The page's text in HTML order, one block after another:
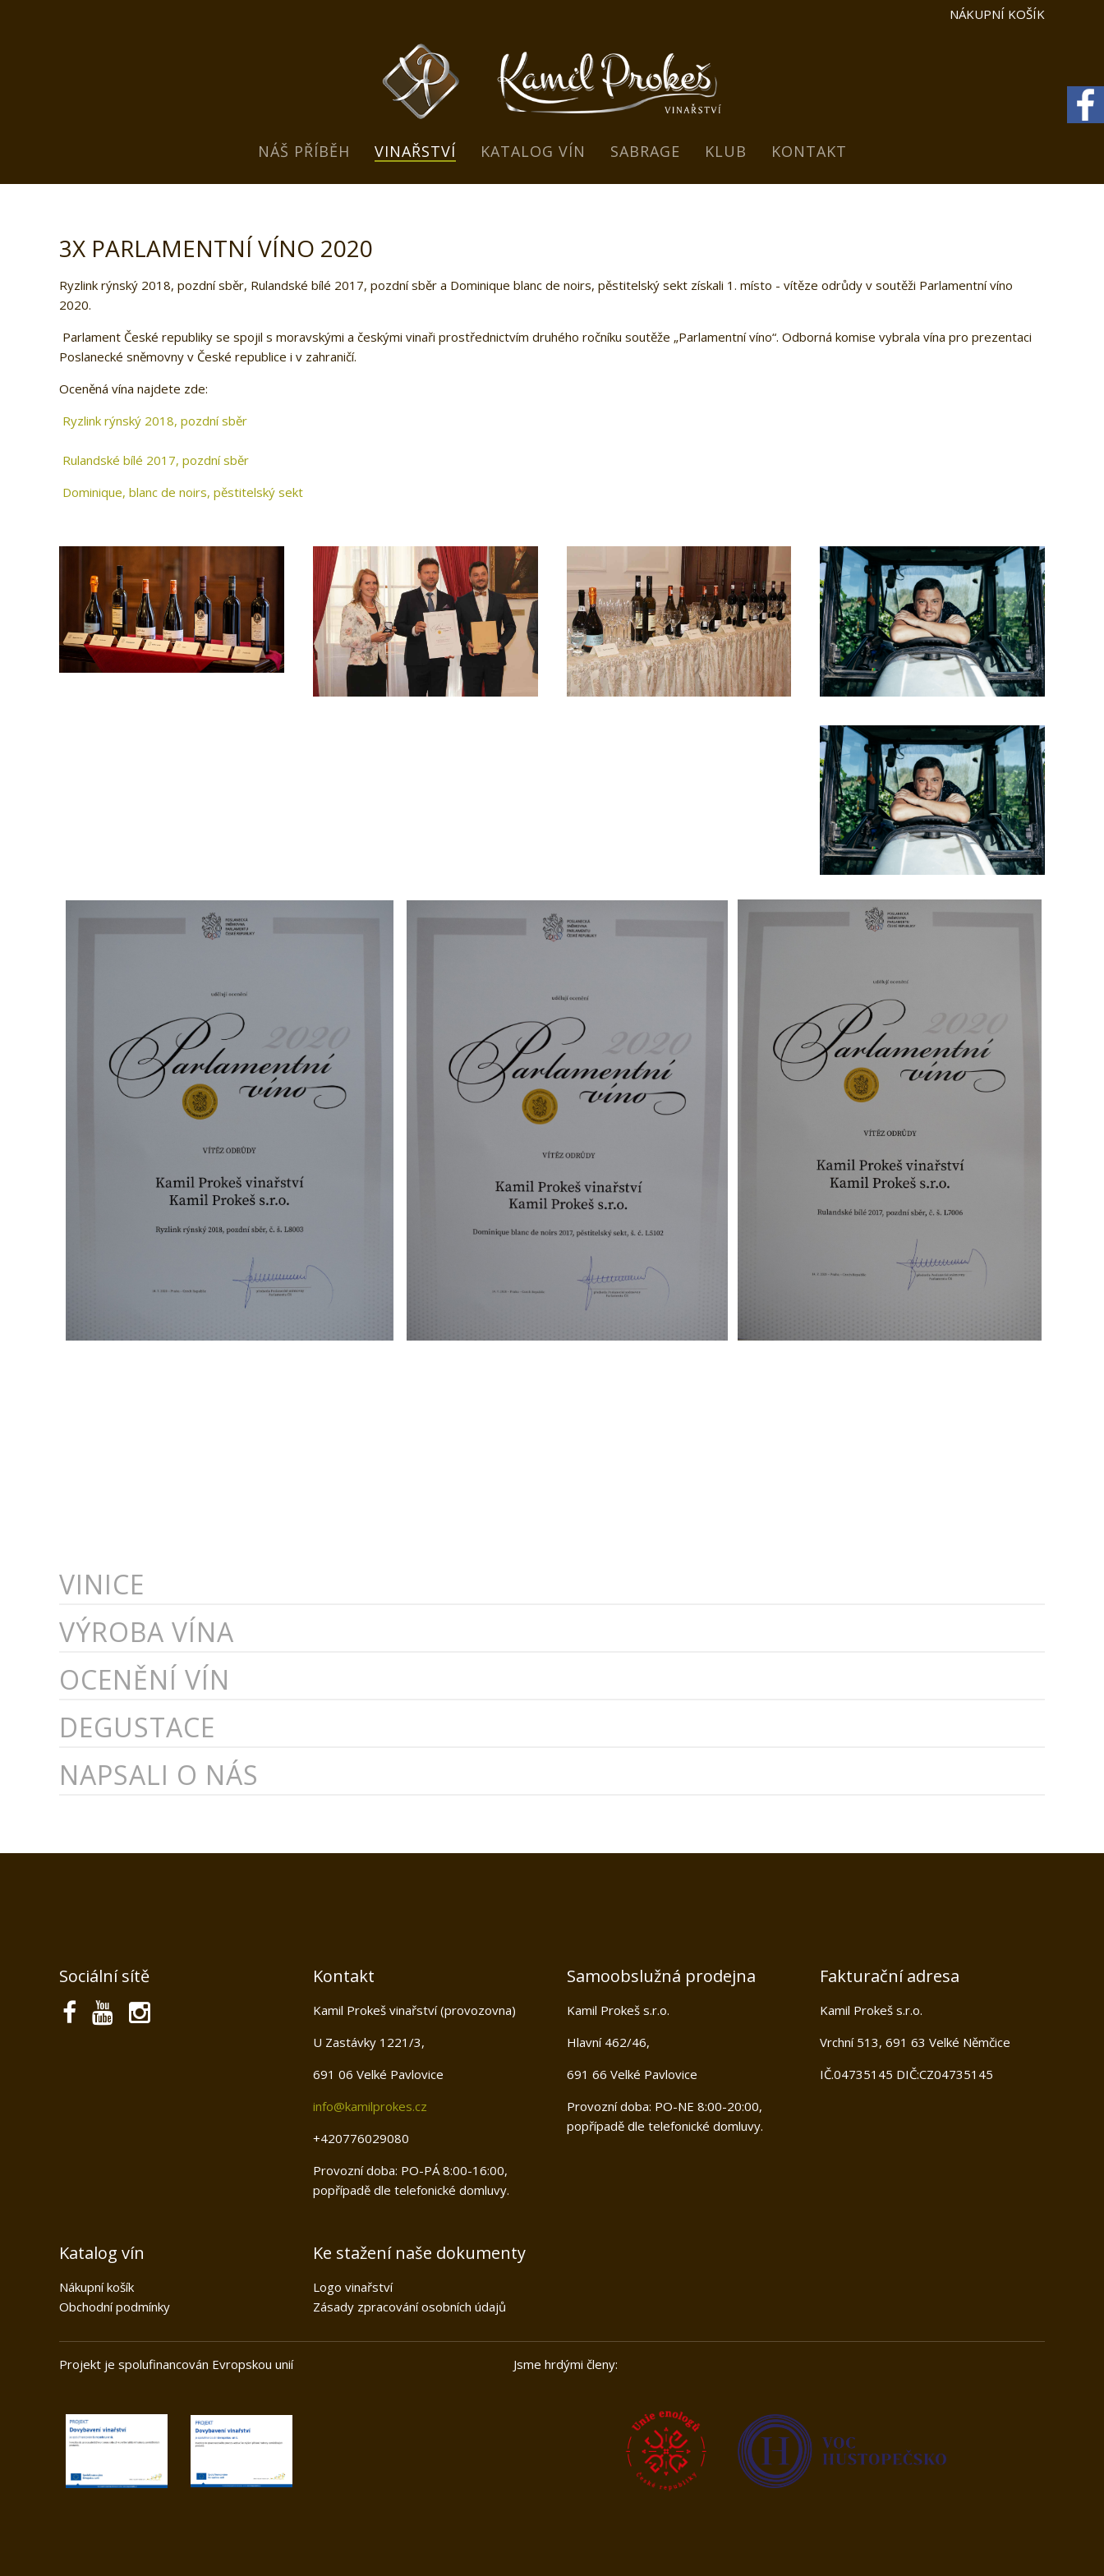
NÁKUPNÍ KOŠÍK
NÁŠ PŘÍBĚH VINAŘSTVÍ KATALOG VÍN SABRAGE KLUB KONTAKT
3X PARLAMENTNÍ VÍNO 2020
Ryzlink rýnský 2018, pozdní sběr, Rulandské bílé 2017, pozdní sběr a Dominique blanc de noirs, pěstitelský sekt získali 1. místo - vítěze odrůdy v soutěži Parlamentní víno
2020.
Parlament České republiky se spojil s moravskými a českými vinaři prostřednictvím druhého ročníku soutěže „Parlamentní víno“. Odborná komise vybrala vína pro prezentaci
Poslanecké sněmovny v České republice i v zahraničí.
Oceněná vína najdete zde:
Ryzlink rýnský 2018, pozdní sběr
Rulandské bílé 2017, pozdní sběr
Dominique, blanc de noirs, pěstitelský sekt
VINICE
VÝROBA VÍNA
OCENĚNÍ VÍN
DEGUSTACE
NAPSALI O NÁS
Sociální sítě Kontakt
Kamil Prokeš vinařství (provozovna)
U Zastávky 1221/3,
691 06 Velké Pavlovice
info@kamilprokes.cz
+420776029080
Provozní doba: PO-PÁ 8:00-16:00,
popřípadě dle telefonické domluvy.
Samoobslužná prodejna
Kamil Prokeš s.r.o.
Hlavní 462/46,
691 66 Velké Pavlovice
Provozní doba: PO-NE 8:00-20:00,
popřípadě dle telefonické domluvy.
Fakturační adresa
Kamil Prokeš s.r.o.
Vrchní 513, 691 63 Velké Němčice
IČ.04735145 DIČ:CZ04735145
Katalog vín
Nákupní košík
Obchodní podmínky
Ke stažení naše dokumenty
Logo vinařství
Zásady zpracování osobních údajů
Projekt je spolufinancován Evropskou unií Jsme hrdými členy: